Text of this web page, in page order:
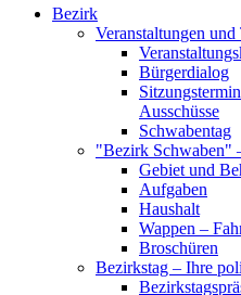
Bezirk
Veranstaltungen und
Bürgerdialog
Ausschüsse
Schwabentag
"Bezirk Schwaben"
Gebiet und
Aufgaben
Haushalt
Wappen –
Broschüren
Bezirkstag – Ihre